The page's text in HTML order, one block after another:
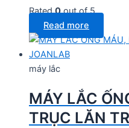
Rated0out of 5
Read more
máy lắc
MÁY LẮC
TRỤC LĂN